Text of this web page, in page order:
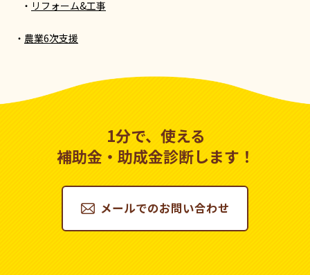
リフォーム&工事
農業6次支援
1分で、使える
補助金・助成金診断します！
メールでのお問い合わせ